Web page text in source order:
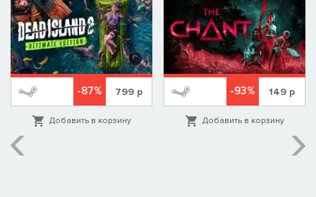
-87% 799 р
Добавить в корзину
-93% 149 р
Добавить в корзину